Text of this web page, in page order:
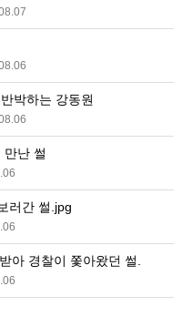
박하는 강동원
만난 썰
러간 썰.jpg
아 경찰이 쫓아왔던 썰.